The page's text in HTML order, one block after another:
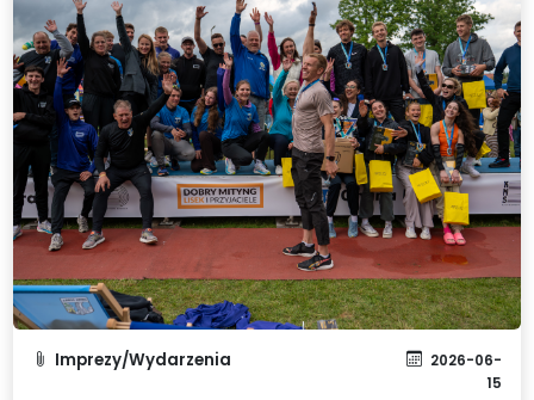
Imprezy/Wydarzenia
2026-06-
15